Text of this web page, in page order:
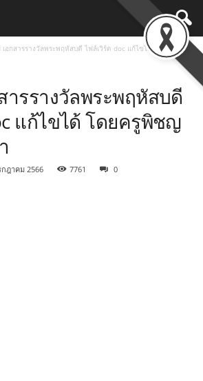
เอกสารรางวัลพระพฤหัสบดี ไฟล์เวิร์ด doc แก้ไขได้ โดยครูพิชญ
ารรางวัลพระพฤหัสบดี
แก้ไขได้ โดยครูพิชญ
ฎาคม 2566 7761 0